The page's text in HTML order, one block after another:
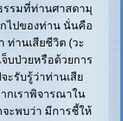
รรมที่ท่านศาสดามุ
ไปของท่าน นั่นคือ
ท่านเสียชีวิต (วะ
บป่วยหรือด้วยการ
รับรู้ว่าท่านเสีย
กเราพิจารณาใน
ะพบว่า มีการชี้ให้